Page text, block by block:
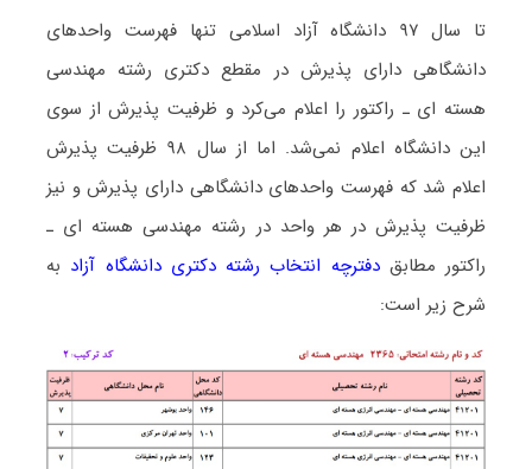
تا سال ۹۷ دانشگاه آزاد اسلامی تنها فهرست واحدهای
دانشگاهی دارای پذیرش در مقطع دکتری رشته مهندسی
هسته ای ـ راﻛﺘﻮر را اعلام می‌کرد و ظرفیت پذیرش از سوی
این دانشگاه اعلام نمی‌شد. اما از سال ۹۸ ظرفیت پذیرش
اعلام شد که فهرست واحدهای دانشگاهی دارای پذیرش و نیز
ظرفیت پذیرش در هر واحد در رشته مهندسی هسته ای ـ
راﻛﺘﻮر مطابقدفترچه انتخاب رشته دکتری دانشگاه آزاد به
شرح زیر است: